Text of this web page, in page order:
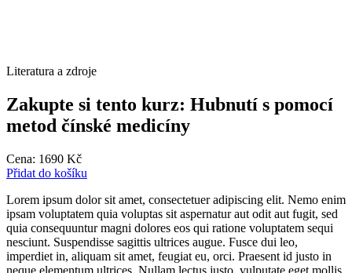
Literatura a zdroje
Zakupte si tento kurz: Hubnutí s pomocí
metod čínské medicíny
Cena: 1690 Kč
Přidat do košíku
Lorem ipsum dolor sit amet, consectetuer adipiscing elit. Nemo enim
ipsam voluptatem quia voluptas sit aspernatur aut odit aut fugit, sed
quia consequuntur magni dolores eos qui ratione voluptatem sequi
nesciunt. Suspendisse sagittis ultrices augue. Fusce dui leo,
imperdiet in, aliquam sit amet, feugiat eu, orci. Praesent id justo in